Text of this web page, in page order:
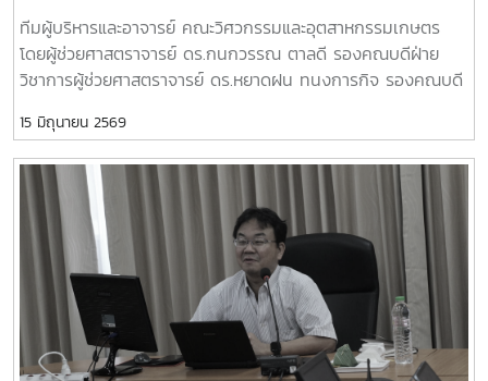
Demo Day ระหว่างวันที่ 25–27 มิถุนายน 2569 ณ ศูนย์การค้า
สยามพารากอน กรุงเทพมหานคร เพื่อจัดแสดงผลงานต่อนัก
ลงทุนและเครือข่ายธุรกิจ Startup ระดับประเทศและนานาชาติต่อ
ไปคณะวิศวกรรมและอุตสาหกรรมเกษตร ขอร่วมชื่นชมและภาค
ภูมิใจในความสามารถ ความคิดสร้างสรรค์ และศักยภาพของ
นักศึกษา ที่สามารถต่อยอดองค์ความรู้สู่การสร้างนวัตกรรมและ
การเป็นผู้ประกอบการแห่งอนาคตได้อย่างโดดเด่นCr:อุทยาน
วิทยาศาสตร์เทคโนโลยีเกษตรและอาหาร Maejo Agro Food Park
(MAP)https://www.facebook.com/share/18ZhSJ8uJx/
ทีมผู้บริหารและอาจารย์ คณะวิศวกรรมและอุตสาหกรรมเกษตร
โดยผู้ช่วยศาสตราจารย์ ดร.กนกวรรณ ตาลดี รองคณบดีฝ่าย
วิชาการผู้ช่วยศาสตราจารย์ ดร.หยาดฝน ทนงการกิจ รองคณบดี
วรรณ พรประสิทธ์ ผู้ช่วยคณบดีฝ่ายบริหารและเทคโนโลยี
สารสนเทศรองศาสตราจารย์ ดร.จตุรภัทร วาฤทธิ์ ประธาน
หลักสูตรวิศวกรรมศาสตรบัณฑิต สาขาวิศวกรรมอาหารเข้าร่วม
การอบรมเชิงปฏิบัติการ "SIPOC Model กับการบริหารจัดการ
การดำเนินการตามเกณฑ์ EdPEx" ใน วันที่ 12-13 พฤษภาคม
2569 ที่โรงแรมยูนิมมาน โดย ได้รับเกียรติจาก "ผู้ช่วย
ศาสตราจารย์ ดร.สุภัทร พัฒน์วิชัยโชติ" คณะวิศวกรรมศาสตร์
มหาวิทยาลัยเกษตรศาสตร์ เป็นวิทยากรการอบรมครั้งนี้ช่วยส่ง
เสริมให้บุคลากรนำความรู้ที่ได้ ใช้ในการวิเคราะห์ วางระบบและ
เชื่อมโยงกระบวนการ เพื่อมุ่งสู่ความเป็นเลิศขององค์กร
15 มิถุนายน 2569